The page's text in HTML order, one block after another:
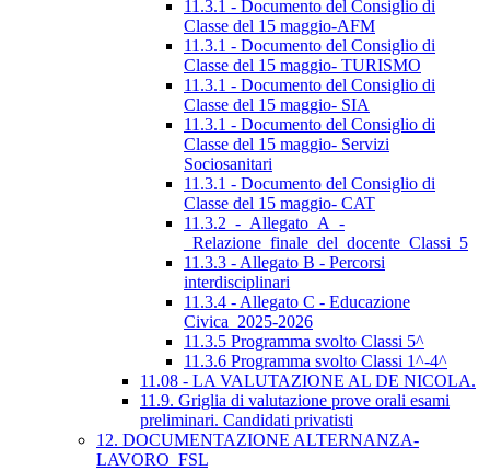
11.3.1 - Documento del Consiglio di
Classe del 15 maggio-AFM
11.3.1 - Documento del Consiglio di
Classe del 15 maggio- TURISMO
11.3.1 - Documento del Consiglio di
Classe del 15 maggio- SIA
11.3.1 - Documento del Consiglio di
Classe del 15 maggio- Servizi
Sociosanitari
11.3.1 - Documento del Consiglio di
Classe del 15 maggio- CAT
11.3.2_-_Allegato_A_-
_Relazione_finale_del_docente_Classi_5
11.3.3 - Allegato B - Percorsi
interdisciplinari
11.3.4 - Allegato C - Educazione
Civica_2025-2026
11.3.5 Programma svolto Classi 5^
11.3.6 Programma svolto Classi 1^-4^
11.08 - LA VALUTAZIONE AL DE NICOLA.
11.9. Griglia di valutazione prove orali esami
preliminari. Candidati privatisti
12. DOCUMENTAZIONE ALTERNANZA-
LAVORO_FSL